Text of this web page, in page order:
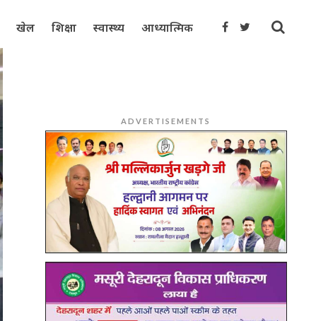
खेल शिक्षा स्वास्थ्य आध्यात्मिक
ADVERTISEMENTS